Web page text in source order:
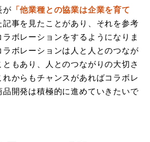
が 「他業種との協業は企業を育て
記事を見たことがあり、それを参考
ボレーションをするようになりま
ラボレーションは人と人とのつなが
ともあり、人とのつながりの大切さ
れからもチャンスがあればコラボレ
品開発は積極的に進めていきたいで